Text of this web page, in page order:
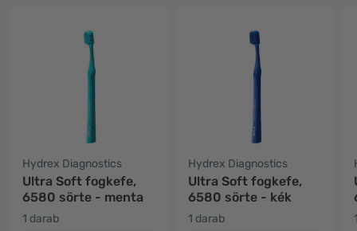
Hydrex Diagnostics
Ultra Soft fogkefe,
6580 sörte - menta
1 darab
Hydrex Diagnostics
Ultra Soft fogkefe,
6580 sörte - kék
1 darab